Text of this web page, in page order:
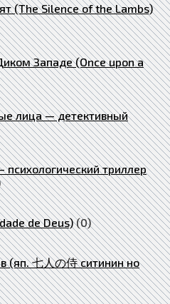
(The Silence of the Lambs)
Западе (Once upon a
лица — детективный
триллер
de Deus) (0)
(яп. 七人の侍 ситинин но